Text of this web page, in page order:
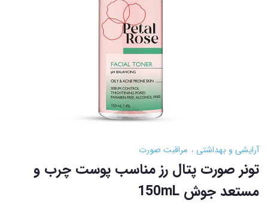
آرایشی و بهداشتی مراقبت صورت
تونر صورت پتال رز مناسب پوست چرب و
مستعد جوش 150mL